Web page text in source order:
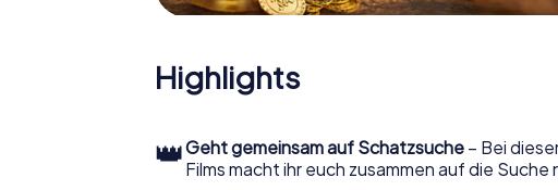
Highlights
👑Geht gemeinsam auf Schatzsuche – Bei
Films macht ihr euch zusammen auf die